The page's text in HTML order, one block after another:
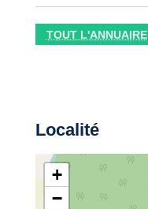
TOUT L'ANNUAIRE
Localité
+
−